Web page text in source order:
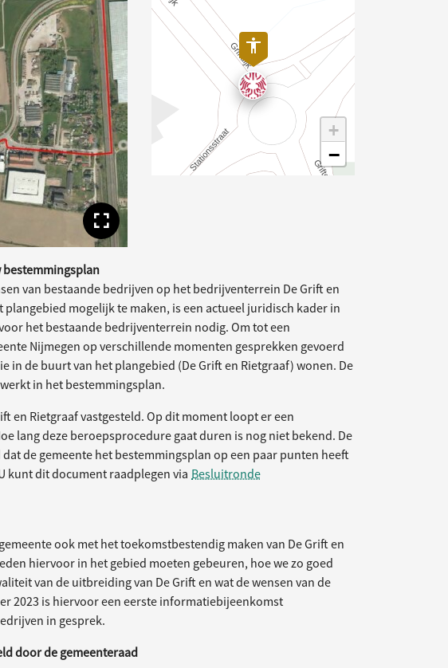
Toon volledige afbeelding
+
−
van bestaande bedrijven op het bedrijventerrein De Grift en
mogelijk te maken, is een actueel juridisch kader in
het bestaande bedrijventerrein nodig. Om tot een
Nijmegen op verschillende momenten gesprekken gevoerd
in de buurt van het plangebied (De Grift en Rietgraaf) wonen. De
in het bestemmingsplan.
en Rietgraaf vastgesteld. Op dit moment loopt er een
lang deze beroepsprocedure gaat duren is nog niet bekend. De
de gemeente het bestemmingsplan op een paar punten heeft
kunt dit document raadplegen via Besluitronde
ook met het toekomstbestendig maken van De Grift en
hiervoor in het gebied moeten gebeuren, hoe we zo goed
van de uitbreiding van De Grift en wat de wensen van de
2023 is hiervoor een eerste informatiebijeenkomst
in gesprek.
door de gemeenteraad